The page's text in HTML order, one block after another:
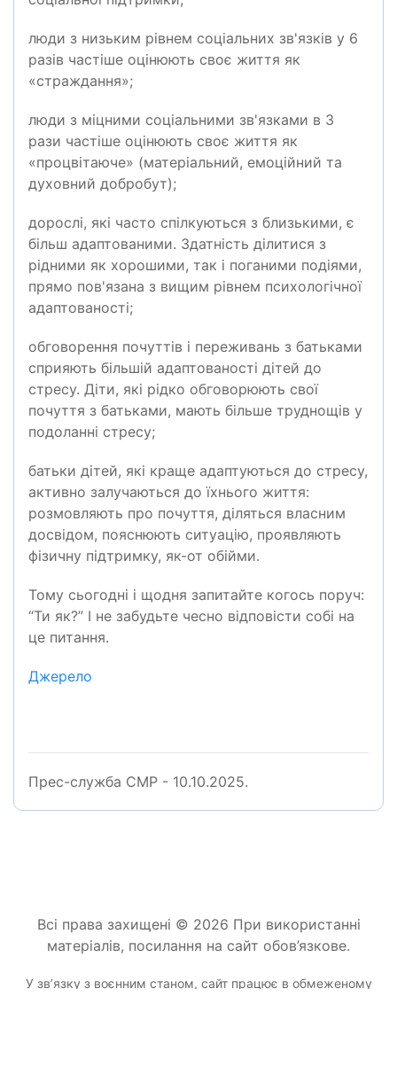
люди з низьким рівнем соціальних зв'язків у 6
разів частіше оцінюють своє життя як
«страждання»;
люди з міцними соціальними зв'язками в 3
рази частіше оцінюють своє життя як
«процвітаюче» (матеріальний, емоційний та
духовний добробут);
дорослі, які часто спілкуються з близькими, є
більш адаптованими. Здатність ділитися з
рідними як хорошими, так і поганими подіями,
прямо пов'язана з вищим рівнем психологічної
адаптованості;
обговорення почуттів і переживань з батьками
сприяють більшій адаптованості дітей до
стресу. Діти, які рідко обговорюють свої
почуття з батьками, мають більше труднощів у
подоланні стресу;
батьки дітей, які краще адаптуються до стресу,
активно залучаються до їхнього життя:
розмовляють про почуття, діляться власним
досвідом, пояснюють ситуацію, проявляють
фізичну підтримку, як-от обійми.
Тому сьогодні і щодня запитайте когось поруч:
“Ти як?” І не забудьте чесно відповісти собі на
це питання.
Джерело
Прес-служба СМР - 10.10.2025.
Всі права захищені © 2026 При використанні
матеріалів, посилання на сайт обов’язкове.
У звʼязку з воєнним станом, сайт працює в обмеженому